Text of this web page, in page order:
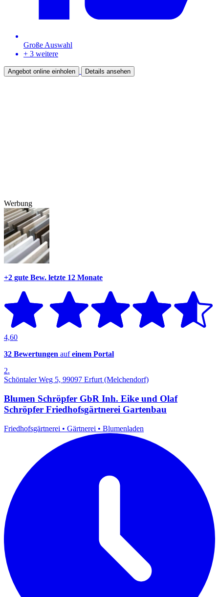
Große Auswahl
+ 3 weitere
Angebot online einholen Details ansehen
Werbung
+2 gute Bew. letzte 12 Monate
4,60
32 Bewertungen aufeinem Portal
2.
Schöntaler Weg 5, 99097 Erfurt (Melchendorf)
Blumen Schröpfer GbR Inh. Eike und Olaf
Schröpfer Friedhofsgärtnerei Gartenbau
Friedhofsgärtnerei • Gärtnerei • Blumenladen